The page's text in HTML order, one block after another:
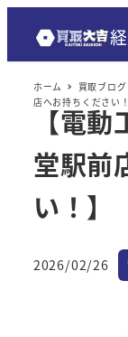
ホーム 買取ブログ
店へお持ちください！
【電
堂駅前
い！】
投稿日
2026/02/26